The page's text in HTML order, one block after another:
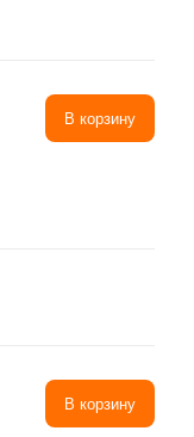
В корзину
В корзину